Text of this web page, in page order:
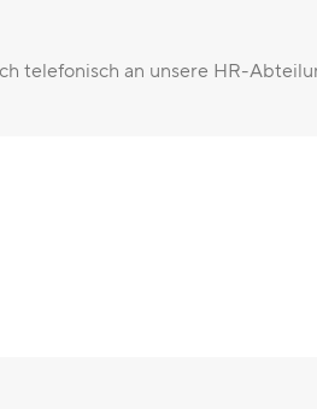
telefonisch an unsere HR-